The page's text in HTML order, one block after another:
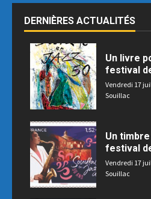
DERNIÈRES ACTUALITÉS
Un livre
festival
Vendredi 17
Souillac
Un
festival
Vendredi 17
Souillac